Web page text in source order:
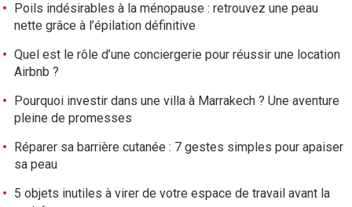
Poils indésirables à la ménopause : retrouvez une peau
nette grâce à l’épilation définitive
Quel est le rôle d’une conciergerie pour réussir une location
Airbnb ?
Pourquoi investir dans une villa à Marrakech ? Une aventure
pleine de promesses
Réparer sa barrière cutanée : 7 gestes simples pour apaiser
sa peau
5 objets inutiles à virer de votre espace de travail avant la